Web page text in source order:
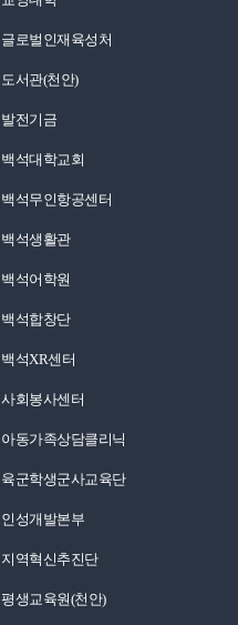
글로벌인재육성처
도서관(천안)
발전기금
백석대학교회
백석무인항공센터
백석생활관
백석어학원
백석합창단
백석XR센터
사회봉사센터
아동가족상담클리닉
육군학생군사교육단
인성개발본부
지역혁신추진단
평생교육원(천안)